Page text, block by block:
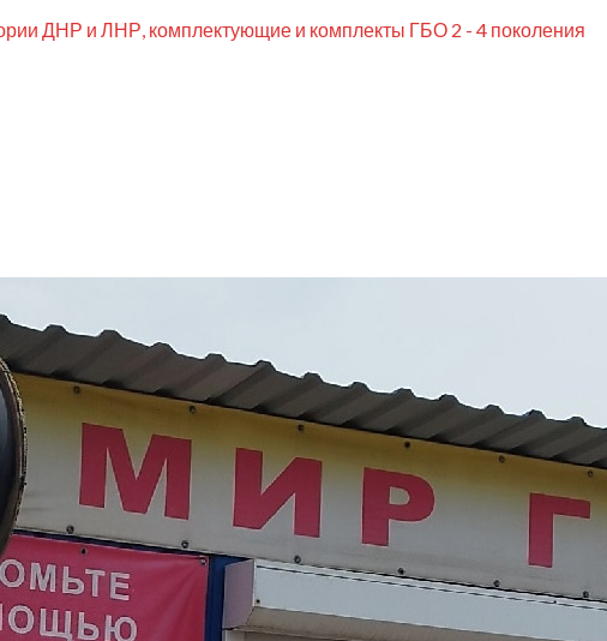
ДНР и ЛНР, комплектующие и комплекты ГБО 2 - 4 поколения